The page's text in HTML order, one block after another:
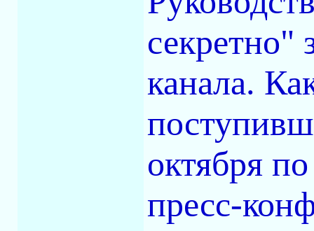
секретно"
канала.
октября
пресс-